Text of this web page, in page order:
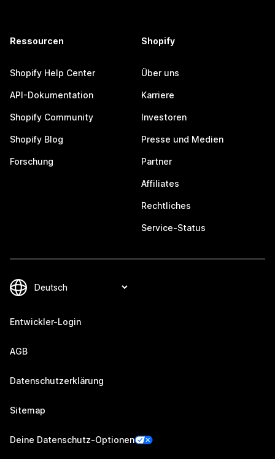
Ressourcen
Shopify Help Center
API-Dokumentation
Shopify Community
Shopify Blog
Forschung
Shopify
Über uns
Karriere
Investoren
Presse und Medien
Partner
Affiliates
Rechtliches
Service-Status
Entwickler-Login
AGB
Datenschutzerklärung
Sitemap
Deine Datenschutz-Optionen